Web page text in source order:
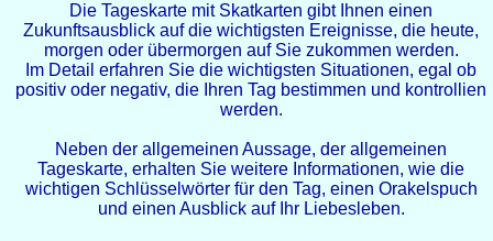
Die Tageskarte mit Skatkarten gibt Ihnen einen
Zukunftsausblick auf die wichtigsten Ereignisse, die heute,
morgen oder übermorgen auf Sie zukommen werden.
Im Detail erfahren Sie die wichtigsten Situationen, egal ob
positiv oder negativ, die Ihren Tag bestimmen und kontrollien
werden.
Neben der allgemeinen Aussage, der allgemeinen
Tageskarte, erhalten Sie weitere Informationen, wie die
wichtigen Schlüsselwörter für den Tag, einen Orakelspuch
und einen Ausblick auf Ihr Liebesleben.